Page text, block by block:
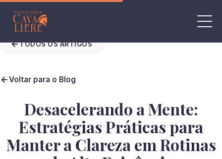
TODOS OS ARTIGOS
Voltar para o Blog
Desacelerando a Mente:
Estratégias Práticas para
Manter a Clareza em Rotinas